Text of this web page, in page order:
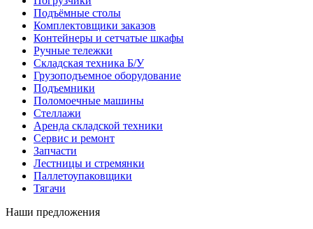
Подъёмные столы
Комплектовщики заказов
Контейнеры и сетчатые шкафы
Ручные тележки
Складская техника Б/У
Грузоподъемное оборудование
Подъемники
Поломоечные машины
Стеллажи
Аренда складской техники
Сервис и ремонт
Запчасти
Лестницы и стремянки
Паллетоупаковщики
Тягачи
Наши предложения